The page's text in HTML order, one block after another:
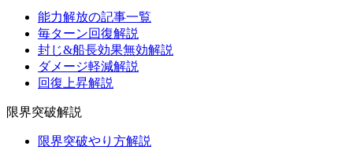
能力解放の記事一覧
毎ターン回復解説
封じ&船長効果無効解説
ダメージ軽減解説
回復上昇解説
限界突破解説
限界突破やり方解説